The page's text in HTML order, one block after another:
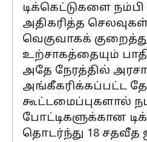
டிக்கெட்டுகளை
அதிகரித்த
வெகுவாகக்
உற்சாகத்தையும்
அதே நேரத்தில்
அங்கீகரிக்கப்பட்ட
கூட்டமைப்புகளால்
போட்டிகளுக்கான
தொடர்ந்து 18 சதவீத